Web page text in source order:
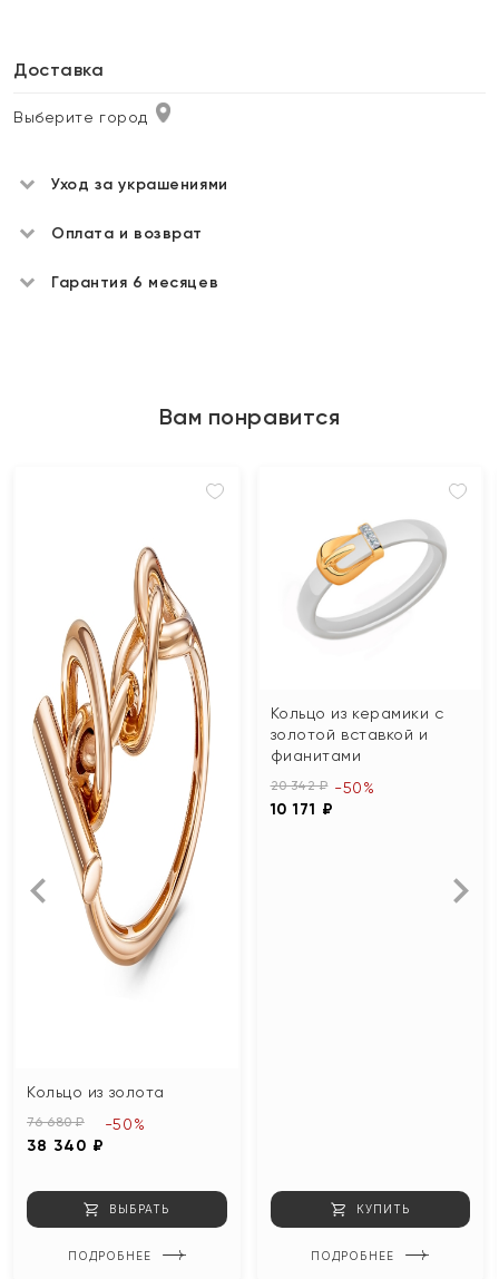
Доставка
Выберите город
Уход за украшениями
Оплата и возврат
Гарантия 6 месяцев
Вам понравится
Кольцо из золота
76 680 ₽
38 340 ₽
-50%
ВЫБРАТЬ
ПОДРОБНЕЕ
Кольцо из керамики с
золотой вставкой и
фианитами
20 342 ₽
10 171 ₽
-50%
КУПИТЬ
ПОДРОБНЕЕ